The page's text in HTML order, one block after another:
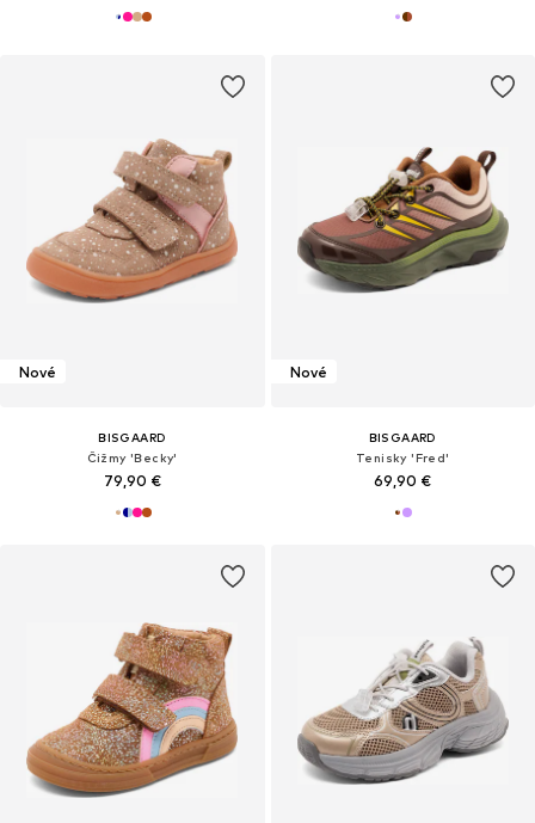
Nové
BISGAARD
Čižmy 'Becky'
79,90 €
Nové
BISGAARD
Tenisky 'Fred'
69,90 €